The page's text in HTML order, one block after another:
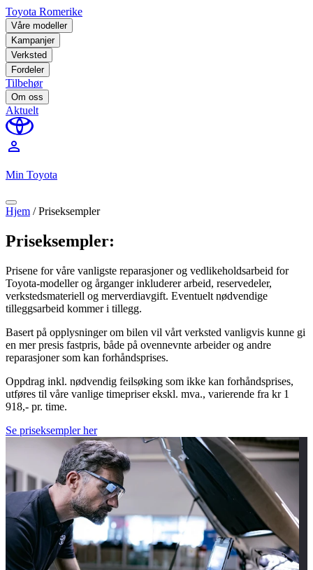
Toyota Romerike
Våre modeller
Kampanjer
Verksted
Fordeler
Tilbehør
Om oss
Aktuelt
perm_identity
Min Toyota
Hjem /Priseksempler
Priseksempler:
Prisene for våre vanligste reparasjoner og vedlikeholdsarbeid for
Toyota-modeller og årganger inkluderer arbeid, reservedeler,
verkstedsmateriell og merverdiavgift. Eventuelt nødvendige
tilleggsarbeid kommer i tillegg.
Basert på opplysninger om bilen vil vårt verksted vanligvis kunne gi
en mer presis fastpris, både på ovennevnte arbeider og andre
reparasjoner som kan forhåndsprises.
Oppdrag inkl. nødvendig feilsøking som ikke kan forhåndsprises,
utføres til våre vanlige timepriser ekskl. mva., varierende fra kr 1
918,- pr. time.
Se priseksempler her